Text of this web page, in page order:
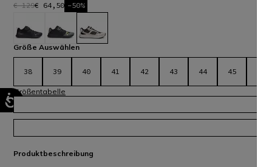
€ 129€ 64,50 -50%
ausgewählt
Größe Auswählen
38 39 40 41 42 43 44 45
Größentabelle
Produktbeschreibung